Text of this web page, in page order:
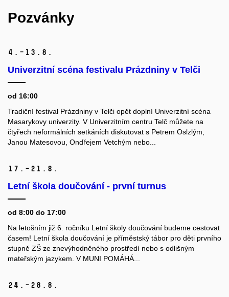
Pozvánky
4.–13. 8.
Univerzitní scéna festivalu Prázdniny v Telči
od 16:00
Tradiční festival Prázdniny v Telči opět doplní Univerzitní scéna
Masarykovy univerzity. V Univerzitním centru Telč můžete na
čtyřech neformálních setkáních diskutovat s Petrem Oslzlým,
Janou Matesovou, Ondřejem Vetchým nebo...
17.–21. 8.
Letní škola doučování - první turnus
od 8:00 do 17:00
Na letošním již 6. ročníku Letní školy doučování budeme cestovat
časem! Letní škola doučování je příměstský tábor pro děti prvního
stupně ZŠ ze znevýhodněného prostředí nebo s odlišným
mateřským jazykem. V MUNI POMÁHÁ...
24.–28. 8.